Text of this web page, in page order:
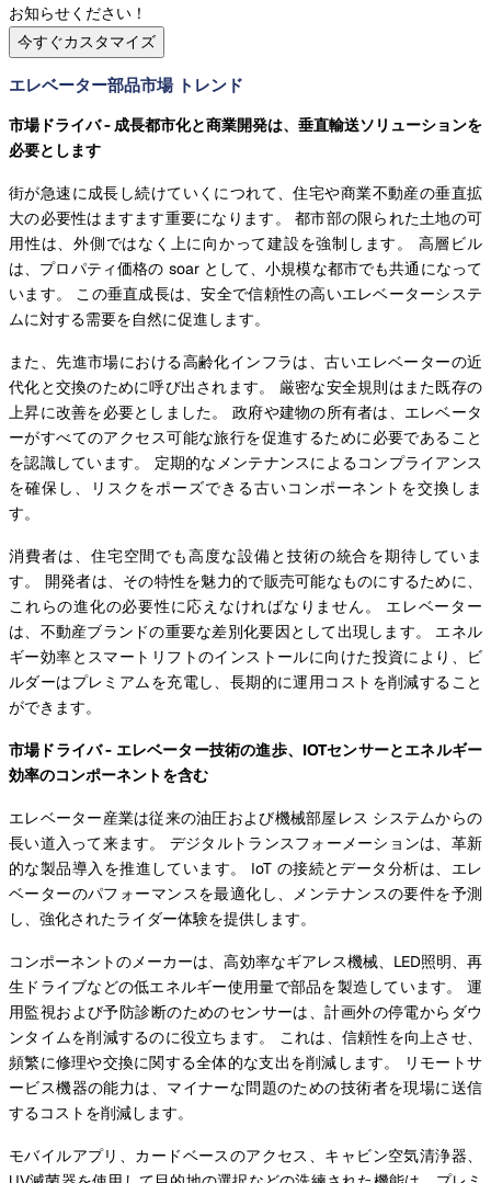
お知らせください！
今すぐカスタマイズ
エレベーター部品市場 トレンド
市場ドライバ - 成長都市化と商業開発は、垂直輸送ソリューションを
必要とします
街が急速に成長し続けていくにつれて、住宅や商業不動産の垂直拡
大の必要性はますます重要になります。 都市部の限られた土地の可
用性は、外側ではなく上に向かって建設を強制します。 高層ビル
は、プロパティ価格の soar として、小規模な都市でも共通になって
います。 この垂直成長は、安全で信頼性の高いエレベーターシステ
ムに対する需要を自然に促進します。
また、先進市場における高齢化インフラは、古いエレベーターの近
代化と交換のために呼び出されます。 厳密な安全規則はまた既存の
上昇に改善を必要としました。 政府や建物の所有者は、エレベータ
ーがすべてのアクセス可能な旅行を促進するために必要であること
を認識しています。 定期的なメンテナンスによるコンプライアンス
を確保し、リスクをポーズできる古いコンポーネントを交換しま
す。
消費者は、住宅空間でも高度な設備と技術の統合を期待していま
す。 開発者は、その特性を魅力的で販売可能なものにするために、
これらの進化の必要性に応えなければなりません。 エレベーター
は、不動産ブランドの重要な差別化要因として出現します。 エネル
ギー効率とスマートリフトのインストールに向けた投資により、ビ
ルダーはプレミアムを充電し、長期的に運用コストを削減すること
ができます。
市場ドライバ - エレベーター技術の進歩、IOTセンサーとエネルギー
効率のコンポーネントを含む
エレベーター産業は従来の油圧および機械部屋レス システムからの
長い道入って来ます。 デジタルトランスフォーメーションは、革新
的な製品導入を推進しています。 IoT の接続とデータ分析は、エレ
ベーターのパフォーマンスを最適化し、メンテナンスの要件を予測
し、強化されたライダー体験を提供します。
コンポーネントのメーカーは、高効率なギアレス機械、LED照明、再
生ドライブなどの低エネルギー使用量で部品を製造しています。 運
用監視および予防診断のためのセンサーは、計画外の停電からダウ
ンタイムを削減するのに役立ちます。 これは、信頼性を向上させ、
頻繁に修理や交換に関する全体的な支出を削減します。 リモートサ
ービス機器の能力は、マイナーな問題のための技術者を現場に送信
するコストを削減します。
モバイルアプリ、カードベースのアクセス、キャビン空気清浄器、